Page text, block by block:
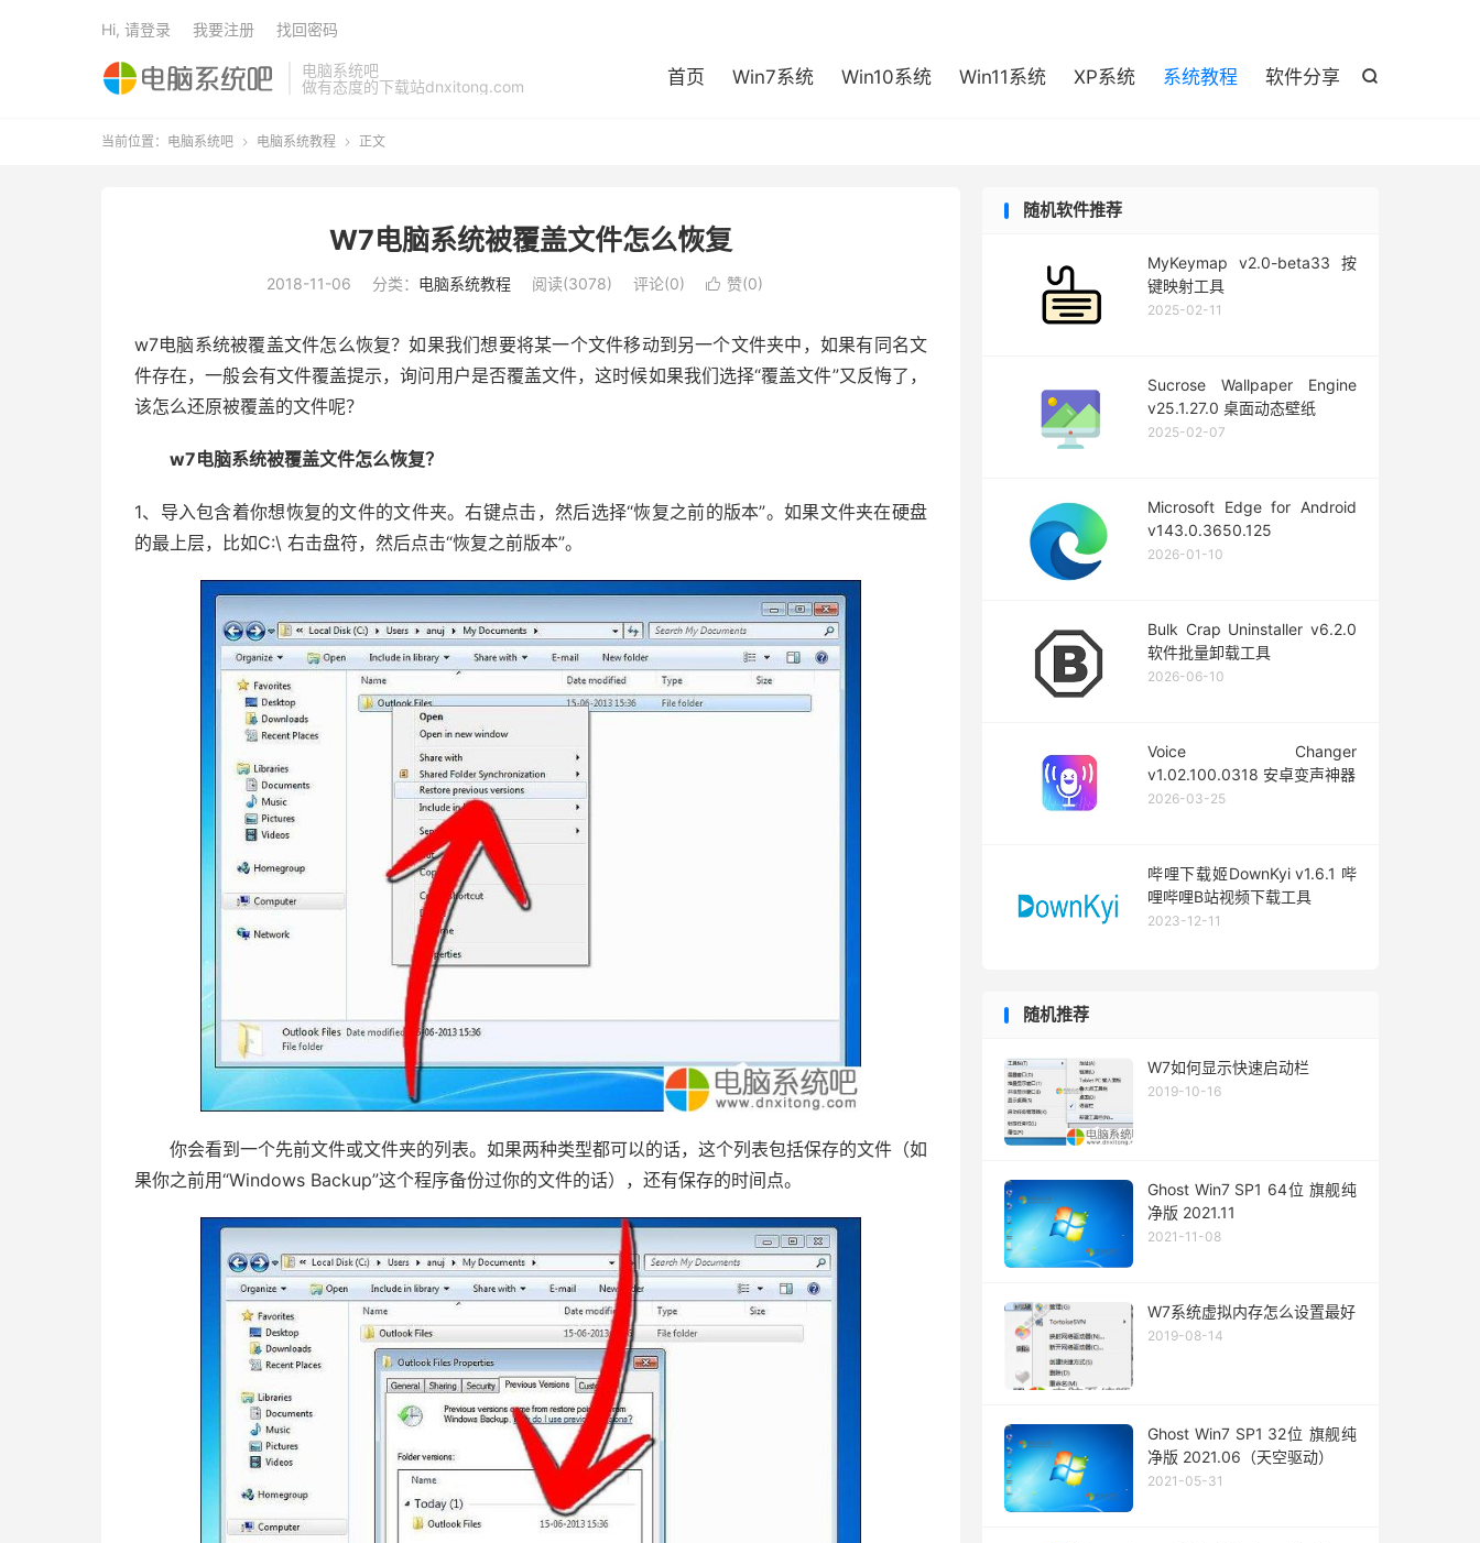
电脑系统吧
做有态度的下载站dnxitong.com

首页 Win7系统 Win10系统 Win11系统 XP系统 系统教程 软件分享
Hi, 请登录 我要注册 找回密码
当前位置： 电脑系统吧  电脑系统教程  正文
W7电脑系统被覆盖文件怎么恢复
2018-11-06 分类： 电脑系统教程 阅读(3078) 评论(0)  赞(0)
w7电脑系统被覆盖文件怎么恢复？如果我们想要将某一个文件移动到另一个文件夹中，如果有同名文
件存在，一般会有文件覆盖提示，询问用户是否覆盖文件，这时候如果我们选择“覆盖文件”又反悔了，
该怎么还原被覆盖的文件呢？
w7电脑系统被覆盖文件怎么恢复？
1、导入包含着你想恢复的文件的文件夹。右键点击，然后选择“恢复之前的版本”。如果文件夹在硬盘
的最上层，比如C:\ 右击盘符，然后点击“恢复之前版本”。
你会看到一个先前文件或文件夹的列表。如果两种类型都可以的话，这个列表包括保存的文件（如
果你之前用“Windows Backup”这个程序备份过你的文件的话），还有保存的时间点。
随机软件推荐
MyKeymap v2.0-beta33 按
键映射工具
2025-02-11
Sucrose Wallpaper Engine
v25.1.27.0 桌面动态壁纸
2025-02-07
Microsoft Edge for Android
v143.0.3650.125
2026-01-10
Bulk Crap Uninstaller v6.2.0
软件批量卸载工具
2026-06-10
Voice Changer
v1.02.100.0318 安卓变声神器
2026-03-25
哔哩下载姬DownKyi v1.6.1 哔
哩哔哩B站视频下载工具
2023-12-11
随机推荐
W7如何显示快速启动栏
2019-10-16
Ghost Win7 SP1 64位 旗舰纯
净版 2021.11
2021-11-08
W7系统虚拟内存怎么设置最好
2019-08-14
Ghost Win7 SP1 32位 旗舰纯
净版 2021.06（天空驱动）
2021-05-31